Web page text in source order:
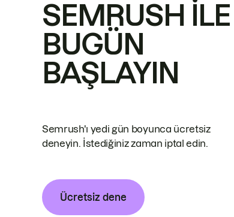
SEMRUSH ILE
BUGÜN
BAŞLAYIN
Semrush'ı yedi gün boyunca ücretsiz
deneyin. İstediğiniz zaman iptal edin.
Ücretsiz dene